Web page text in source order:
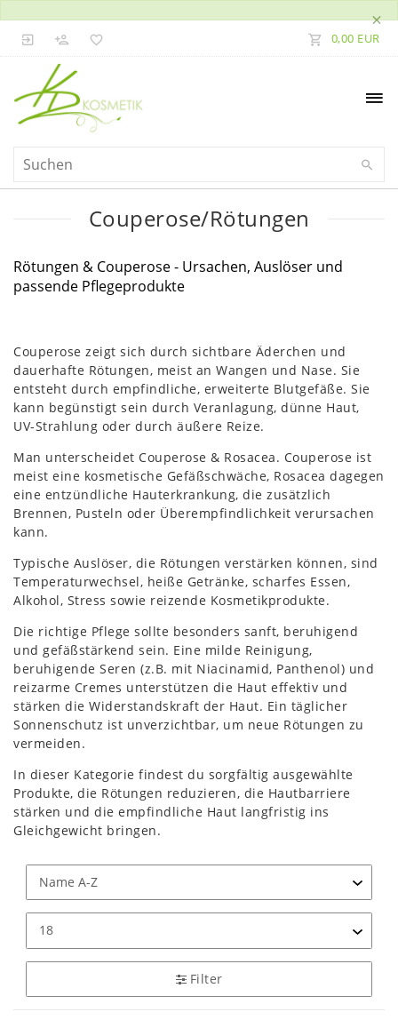
×
0,00 EUR
Couperose/Rötungen
Rötungen & Couperose - Ursachen, Auslöser und
passende Pflegeprodukte
Couperose zeigt sich durch sichtbare Äderchen und
dauerhafte Rötungen, meist an Wangen und Nase. Sie
entsteht durch empfindliche, erweiterte Blutgefäße. Sie
kann begünstigt sein durch Veranlagung, dünne Haut,
UV-Strahlung oder durch äußere Reize.
Man unterscheidet Couperose & Rosacea. Couperose ist
meist eine kosmetische Gefäßschwäche, Rosacea dagegen
eine entzündliche Hauterkrankung, die zusätzlich
Brennen, Pusteln oder Überempfindlichkeit verursachen
kann.
Typische Auslöser, die Rötungen verstärken können, sind
Temperaturwechsel, heiße Getränke, scharfes Essen,
Alkohol, Stress sowie reizende Kosmetikprodukte.
Die richtige Pflege sollte besonders sanft, beruhigend
und gefäßstärkend sein. Eine milde Reinigung,
beruhigende Seren (z.B. mit Niacinamid, Panthenol) und
reizarme Cremes unterstützen die Haut effektiv und
stärken die Widerstandskraft der Haut. Ein täglicher
Sonnenschutz ist unverzichtbar, um neue Rötungen zu
vermeiden.
In dieser Kategorie findest du sorgfältig ausgewählte
Produkte, die Rötungen reduzieren, die Hautbarriere
stärken und die empfindliche Haut langfristig ins
Gleichgewicht bringen.
Filter